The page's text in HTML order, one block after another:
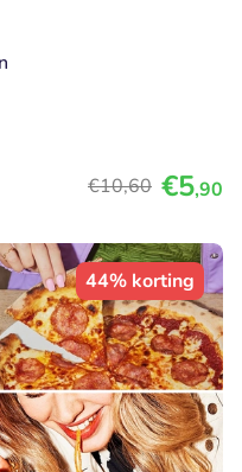
€10,60 €5,90
44% korting